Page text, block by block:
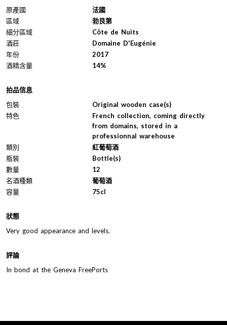
原產國
法國
區域
勃艮第
細分區域
Côte de Nuits
酒莊
Domaine D'Eugénie
年份
2017
酒精含量
14%
拍品信息
包裝
Original wooden case(s)
特色
French collection, coming directly
from domains, stored in a
professionnal warehouse
類別
紅葡萄酒
瓶裝
Bottle(s)
數量
12
名酒種類
葡萄酒
容量
75cl
狀態
Very good appearance and levels.
評論
In bond at the Geneva FreePorts